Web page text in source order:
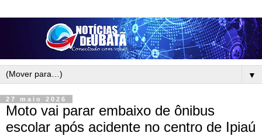
▼
27 maio 2026
Moto vai parar embaixo de ônibus
escolar após acidente no centro de Ipiaú